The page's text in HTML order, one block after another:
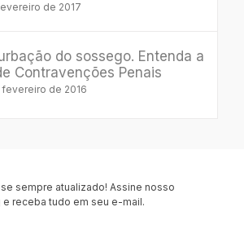
de 2017
do sossego. Entenda a
Contravenções Penais
de 2016
sempre atualizado! Assine nosso
e receba tudo em seu e-mail.